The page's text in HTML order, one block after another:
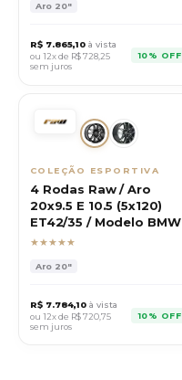
Aro 20"
R$ 7.865,10 à vista
ou 12x de R$728,25
sem juros
10% OFF
COLEÇÃO ESPORTIVA
4 Rodas Raw / Aro
20x9.5 E 10.5 (5x120)
ET42/35 / Modelo BMW
★★★★★
Aro 20"
R$ 7.784,10 à vista
ou 12x de R$720,75
sem juros
10% OFF